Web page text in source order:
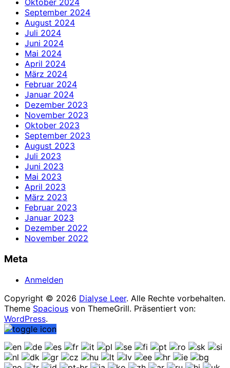
Oktober 2024
September 2024
August 2024
Juli 2024
Juni 2024
Mai 2024
April 2024
März 2024
Februar 2024
Januar 2024
Dezember 2023
November 2023
Oktober 2023
September 2023
August 2023
Juli 2023
Juni 2023
Mai 2023
April 2023
März 2023
Februar 2023
Januar 2023
Dezember 2022
November 2022
Meta
Anmelden
Copyright © 2026 Dialyse Leer. Alle Rechte vorbehalten.
Theme Spacious von ThemeGrill. Präsentiert von:
WordPress.